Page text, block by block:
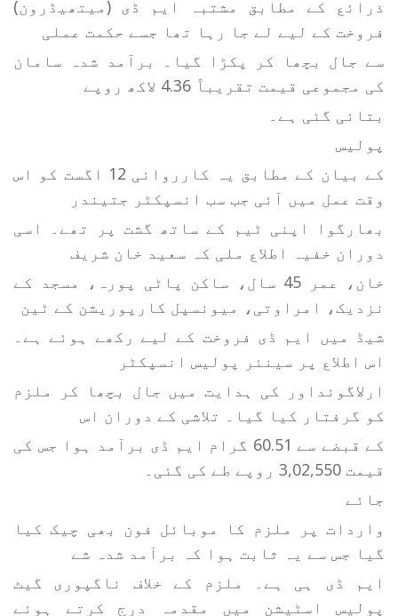
ذرائع کے مطابق مشتبہ ایم ڈی (میتھیڈرون)
فروخت کے لیے لے جا رہا تھا جسے حکمت عملی
سے جال بچھا کر پکڑا گیا۔ برآمد شدہ سامان
کی مجموعی قیمت تقریباً 4.36 لاکھ روپے
بتائی گئی ہے۔
پولیس
کے بیان کے مطابق یہ کارروائی 12 اگست کو اس
وقت عمل میں آئی جب سب انسپکٹر جتیندر
بھارگوا اپنی ٹیم کے ساتھ گشت پر تھے۔ اسی
دوران خفیہ اطلاع ملی کہ سعید خان شریف
خان، عمر 45 سال، ساکن پاٹی پورہ، مسجد کے
نزدیک، امراوتی، میونسپل کارپوریشن کے ٹین
شیڈ میں ایم ڈی فروخت کے لیے رکھے ہوئے ہے۔
اس اطلاع پر سینئر پولیس انسپکٹر
ارلاگونداور کی ہدایت میں جال بچھا کر ملزم
کو گرفتار کیا گیا۔ تلاشی کے دوران اس
کے قبضے سے 60.51 گرام ایم ڈی برآمد ہوا جس کی
قیمت 3,02,550 روپے طے کی گئی۔
جائے
واردات پر ملزم کا موبائل فون بھی چیک کیا
گیا جس سے یہ ثابت ہوا کہ برآمد شدہ شے
ایم ڈی ہی ہے۔ ملزم کے خلاف ناگپوری گیٹ
پولیس اسٹیشن میں مقدمہ درج کرتے ہوئے